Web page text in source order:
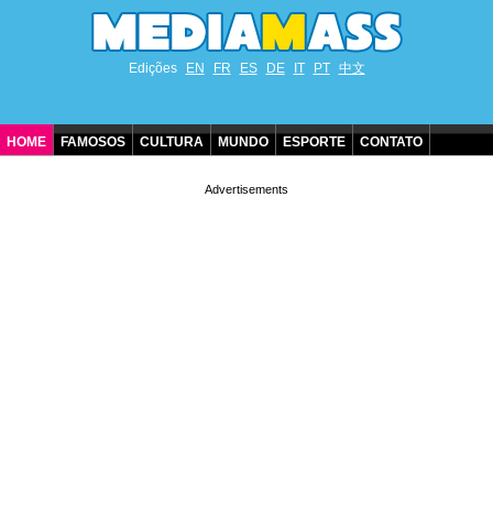
Edições EN FR ES DE IT PT 中文
HOME FAMOSOS CULTURA MUNDO ESPORTE CONTATO